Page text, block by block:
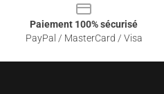
Paiement 100% sécurisé
PayPal / MasterCard / Visa